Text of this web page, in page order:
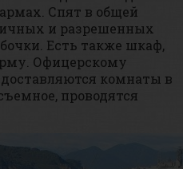
Спят в общей
и разрешенных
Есть также шкаф,
Офицерскому
комнаты в
проводятся